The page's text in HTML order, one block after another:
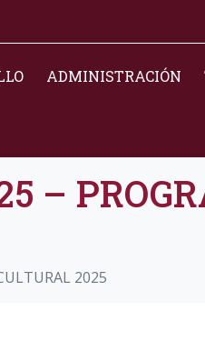
ADMINISTRACIÓN
–
2025